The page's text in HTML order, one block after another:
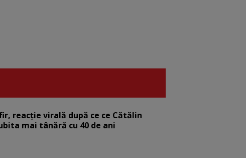
reacție virală după ce ce Cătălin
mai tânără cu 40 de ani